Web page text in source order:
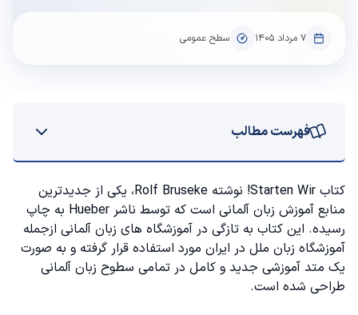
۷ مرداد ۱۴۰۵ سطح عمومی
فهرست مطالب
کتاب starten wir برای چه سطحی مناسب است؟
دانلود مجموعه کتاب آلمانی اشتارتن ویر (Starten Wir)
کتاب starten wir a1
کتاب Starten Wir! نوشته Rolf Bruseke، یکی از جدیدترین
منابع آموزش زبان آلمانی
است که توسط ناشر Hueber به چاپ
رسیده. این کتاب به تازگی در آموزشگاه های زبان آلمانی ازجمله
آموزشگاه زبان ملل در ایران مورد استفاده قرار گرفته و به صورت
یک متد آموزشی جدید و کامل در تمامی سطوح زبان آلمانی
طراحی شده است.